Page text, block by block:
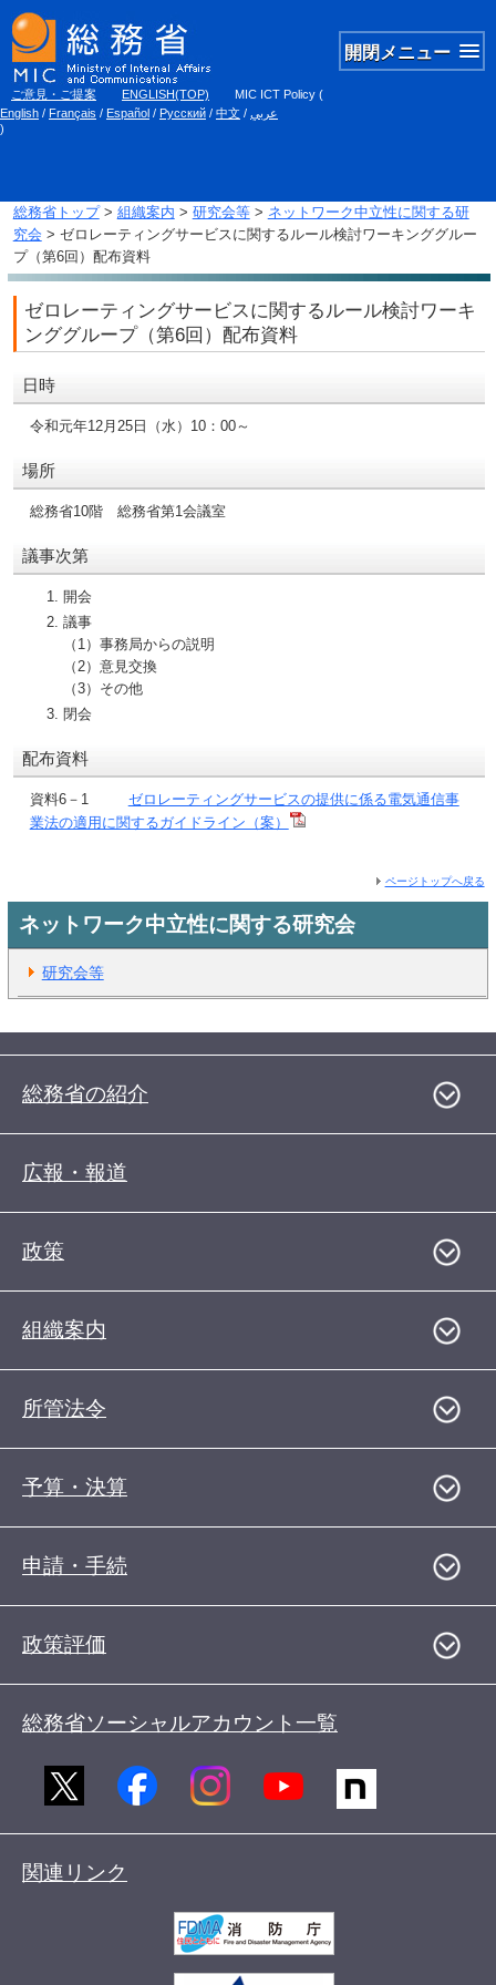
開閉メニュー
ご意見・ご提案 ENGLISH(TOP) MIC ICT Policy (
English / Français / Español / Русский / 中文 / عربي
)
総務省トップ> 組織案内 > 研究会等> ネットワーク中立性に関する研
究会 > ゼロレーティングサービスに関するルール検討ワーキンググルー
プ（第6回）配布資料
ゼロレーティングサービスに関するルール検討ワーキ
ンググループ（第6回）配布資料
日時
令和元年12月25日（水）10：00～
場所
総務省10階 総務省第1会議室
議事次第
開会
議事
（1）事務局からの説明
（2）意見交換
（3）その他
閉会
配布資料
資料6－1 ゼロレーティングサービスの提供に係る電気通信事
業法の適用に関するガイドライン（案）
ページトップへ戻る
ネットワーク中立性に関する研究会
研究会等
総務省の紹介
広報・報道
政策
組織案内
所管法令
予算・決算
申請・手続
政策評価
総務省ソーシャルアカウント一覧
関連リンク